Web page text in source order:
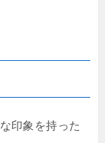
印象を持った